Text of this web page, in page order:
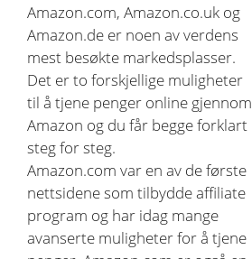
Amazon.com, Amazon.co.uk og
Amazon.de er noen av verdens
mest besøkte markedsplasser.
Det er to forskjellige muligheter
til å tjene penger online gjennom
Amazon og du får begge forklart
steg for steg.
Amazon.com var en av de første
nettsidene som tilbydde affiliate
program og har idag mange
avanserte muligheter for å tjene